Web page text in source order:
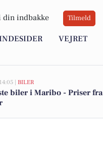
din indbakke Tilmeld
VEJRET
| BILER
biler i Maribo - Priser fra